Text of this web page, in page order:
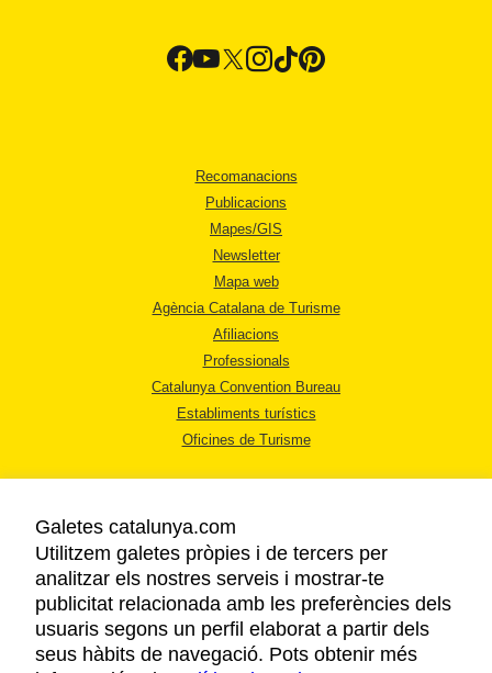
Recomanacions
Publicacions
Mapes/GIS
Newsletter
Mapa web
Agència Catalana de Turisme
Afiliacions
Professionals
Catalunya Convention Bureau
Establiments turístics
Oficines de Turisme
AVÍS LEGAL
POLÍTICA DE PRIVACITAT
COOKIES
Galetes catalunya.com
Utilitzem galetes pròpies i de tercers per
analitzar els nostres serveis i mostrar-te
publicitat relacionada amb les preferències dels
usuaris segons un perfil elaborat a partir dels
seus hàbits de navegació. Pots obtenir més